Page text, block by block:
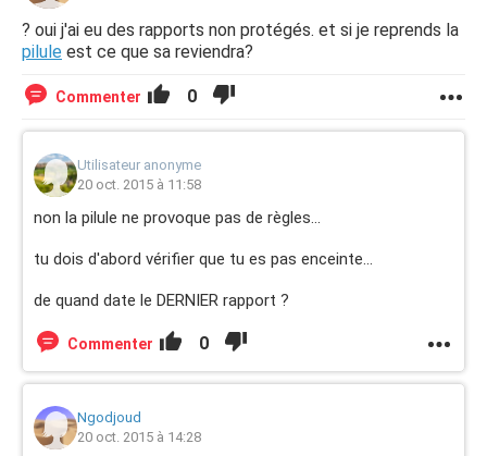
? oui j'ai eu des rapports non protégés. et si je reprends la
pilule est ce que sa reviendra?
Commenter 0
Utilisateur anonyme
20 oct. 2015 à 11:58
non la pilule ne provoque pas de règles...
tu dois d'abord vérifier que tu es pas enceinte...
de quand date le DERNIER rapport ?
Commenter 0
Ngodjoud
20 oct. 2015 à 14:28